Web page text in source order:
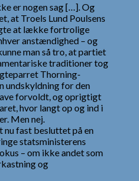
er nogen sag […]. Og
at Troels Lund Poulsens
at lække fortrolige
anstændighed – og
man så tro, at partiet
traditioner tog
Thorning-
undskyldning for den
forvoldt, og oprigtigt
hvor langt op og ind i
Men nej.
fast besluttet på en
statsministerens
– om ikke andet som
og